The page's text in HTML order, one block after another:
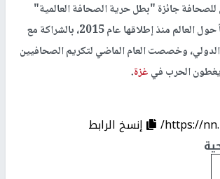
للصحافة جائزة "بطل حرية الصحافة العالمية"
لأكثر من 75 صحافياً حول العالم منذ إطلاقها عام 2015، بالشراكة مع
وخصصت العام الماضي لتكريم الصحافيين
يغطون الحرب فيغزة.
https://
إنسخ الرابط